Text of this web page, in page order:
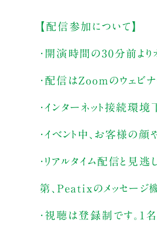
【配信参加について】
・開演時間の30分前より
・配信はZoomのウェビ
・インターネット接続環境
・イベント中、お客様の
・リアルタイム配信と見
第、Peatixのメッセージ
・視聴は登録制です。1